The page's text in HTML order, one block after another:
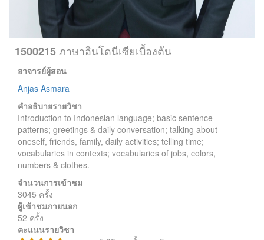
1500215ภาษาอินโดนีเซียเบื้องต้น
อาจารย์ผู้สอน
Anjas Asmara
คำอธิบายรายวิชา
Introduction to Indonesian language; basic sentence
patterns; greetings & daily conversation; talking about
oneself, friends, family, daily activities; telling time;
vocabularies in contexts; vocabularies of jobs, colors,
numbers & clothes.
จำนวนการเข้าชม
3045 ครั้ง
ผู้เข้าชมภายนอก
52 ครั้ง
คะแนนรายวิชา